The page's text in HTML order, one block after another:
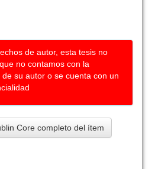
de autor, esta tesis no
no contamos con la
su autor o se cuenta con un
Core completo del ítem